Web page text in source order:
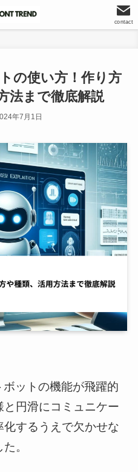
contact
の使い方！作り方
法まで徹底解説
年7月1日
ットの機能が飛躍的
円滑にコミュニケー
するうえで欠かせな
。